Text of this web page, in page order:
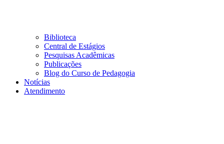
Biblioteca
Central de Estágios
Pesquisas Acadêmicas
Publicações
Blog do Curso de Pedagogia
Notícias
Atendimento